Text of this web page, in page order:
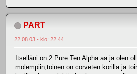
PART
22.08.03 - klo: 22.44
Itselläni on 2 Pure Ten Alpha:aa ja olen
molempiin,toinen on corveten korilla ja